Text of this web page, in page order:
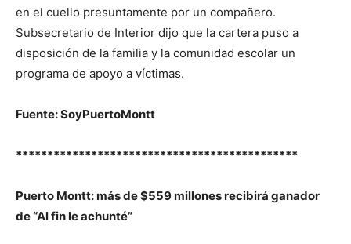
en el cuello presuntamente por un compañero.
Subsecretario de Interior dijo que la cartera puso a
disposición de la familia y la comunidad escolar un
programa de apoyo a víctimas.
Fuente: SoyPuertoMontt
*********************************************
Puerto Montt: más de $559 millones recibirá ganador
de “Al fin le achunté”